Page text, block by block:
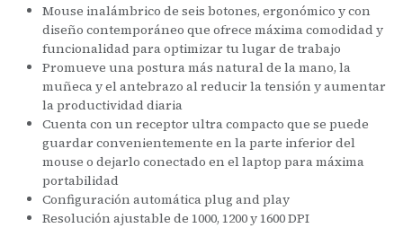
Mouse inalámbrico de seis botones, ergonómico y con
diseño contemporáneo que ofrece máxima comodidad y
funcionalidad para optimizar tu lugar de trabajo
Promueve una postura más natural de la mano, la
muñeca y el antebrazo al reducir la tensión y aumentar
la productividad diaria
Cuenta con un receptor ultra compacto que se puede
guardar convenientemente en la parte inferior del
mouse o dejarlo conectado en el laptop para máxima
portabilidad
Configuración automática plug and play
Resolución ajustable de 1000, 1200 y 1600 DPI